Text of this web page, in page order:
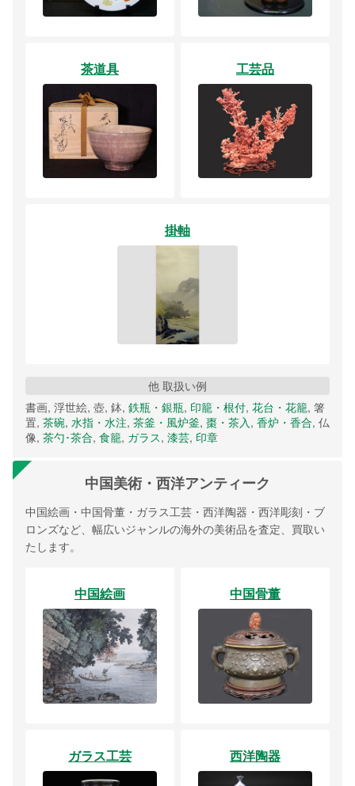
茶道具 工芸品
掛軸
他 取扱い例
書画, 浮世絵, 壺, 鉢, 鉄瓶・銀瓶, 印籠・根付, 花台・花籠, 箸
置, 茶碗, 水指・水注, 茶釜・風炉釜, 棗・茶入, 香炉・香合, 仏
像, 茶勺･茶合, 食籠, ガラス, 漆芸, 印章
中国美術・西洋アンティーク
中国絵画・中国骨董・ガラス工芸・西洋陶器・西洋彫刻・ブ
ロンズなど、幅広いジャンルの海外の美術品を査定、買取い
たします。
中国絵画 中国骨董
ガラス工芸 西洋陶器